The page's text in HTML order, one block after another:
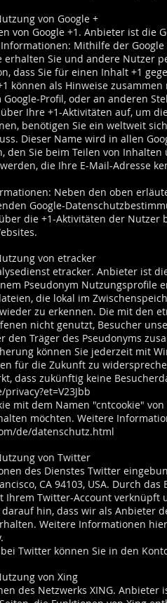
von Google +
von Google +1. Anbieter ist die
Mithilfe der
erhalten Sie und andere Nutzer
dass Sie für einen Inhalt +1
können als Hinweise
Profil, oder an anderen
Ihre +1-Aktivitäten auf, um
benötigen Sie ein weltweit
Dieser Name wird in allen
den Sie beim Teilen von
die Ihre E-Mail-Adresse
Neben den oben
Google-
die +1-Aktivitäten der
von etracker
etracker. Anbieter ist
Pseudonym Nutzungsprofile
die lokal im
zu erkennen. Die mit den
nicht genutzt, Besucher
den Träger des Pseudonyms
können Sie jederzeit mit
für die Zukunft zu
dass zukünftig keine
mit dem Namen "cntcookie"
möchten. Weitere
de/datenschutz.html
von Twitter
des Dienstes Twitter
CA 94103, USA. Durch
Ihrem Twitter-Account
hin, dass wir als Anbieter
Weitere Informationen
Twitter können Sie in den
von Xing
des Netzwerks XING. Anbieter